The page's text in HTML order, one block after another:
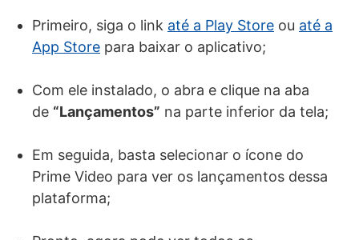
Primeiro, siga o link até a Play Store ou até a
App Store para baixar o aplicativo;
Com ele instalado, o abra e clique na aba
de “Lançamentos” na parte inferior da tela;
Em seguida, basta selecionar o ícone do
Prime Video para ver os lançamentos dessa
plataforma;